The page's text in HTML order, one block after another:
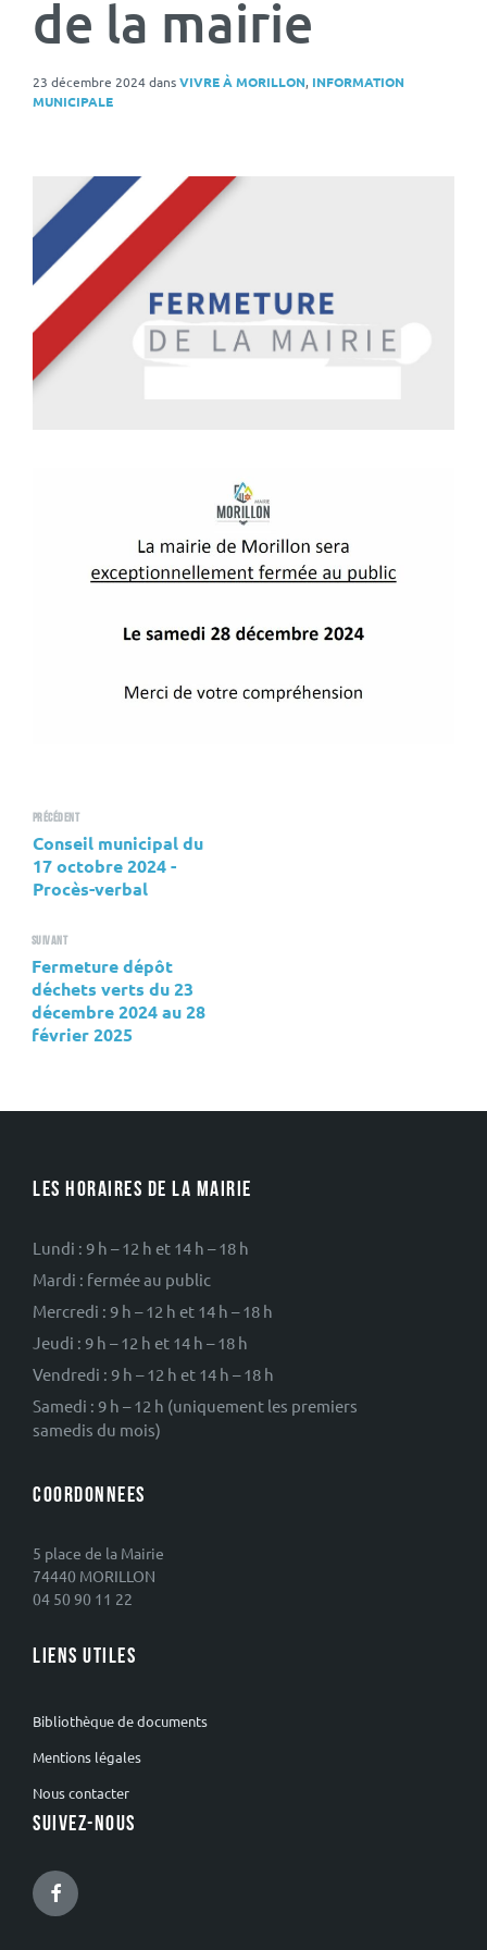
de la mairie
23 décembre 2024dansVIVRE À MORILLON, INFORMATION
MUNICIPALE
Précédent
Conseil municipal du
17 octobre 2024 -
Procès-verbal
Suivant
Fermeture dépôt
déchets verts du 23
décembre 2024 au 28
février 2025
LES HORAIRES DE LA MAIRIE
Lundi : 9 h – 12 h et 14 h – 18 h
Mardi : fermée au public
Mercredi : 9 h – 12 h et 14 h – 18 h
Jeudi : 9 h – 12 h et 14 h – 18 h
Vendredi : 9 h – 12 h et 14 h – 18 h
Samedi : 9 h – 12 h (uniquement les premiers
samedis du mois)
COORDONNEES
5 place de la Mairie
74440 MORILLON
04 50 90 11 22
LIENS UTILES
Bibliothèque de documents
Mentions légales
Nous contacter
SUIVEZ-NOUS
Facebook